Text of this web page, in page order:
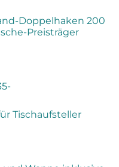
Doppelhaken 200
Preisträger
Tischaufsteller